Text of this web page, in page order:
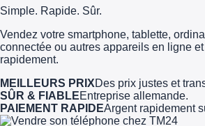
Simple. Rapide. Sûr.
Vendez votre smartphone, tablette,
connectée ou autres appareils en ligne
rapidement.
MEILLEURS PRIXDes prix justes et
SÛR & FIABLEEntreprise allemande.
PAIEMENT RAPIDEArgent rapidement